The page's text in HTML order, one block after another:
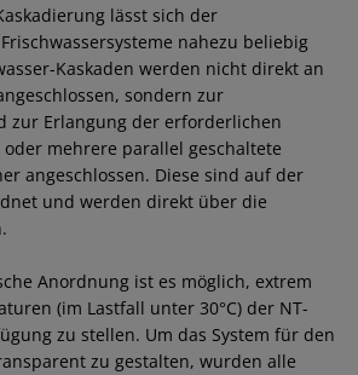
lässt sich der
nahezu beliebig
Kaskaden werden nicht direkt an
sondern zur
zur Erlangung der erforderlichen
mehrere parallel geschaltete
angeschlossen. Diese sind auf der
und werden direkt über die
Anordnung ist es möglich, extrem
(im Lastfall unter 30°C) der NT-
zu stellen. Um das System für den
zu gestalten, wurden alle